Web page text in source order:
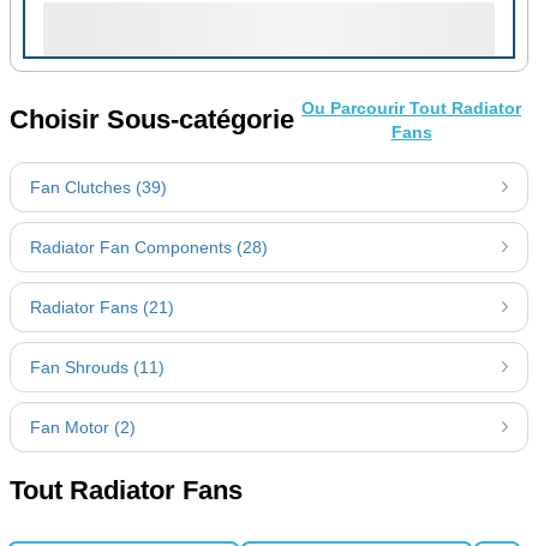
Choisir Sous-catégorie Ou Parcourir Tout Radiator
Fans
Fan Clutches (39)
Radiator Fan Components (28)
Radiator Fans (21)
Fan Shrouds (11)
Fan Motor (2)
Tout Radiator Fans